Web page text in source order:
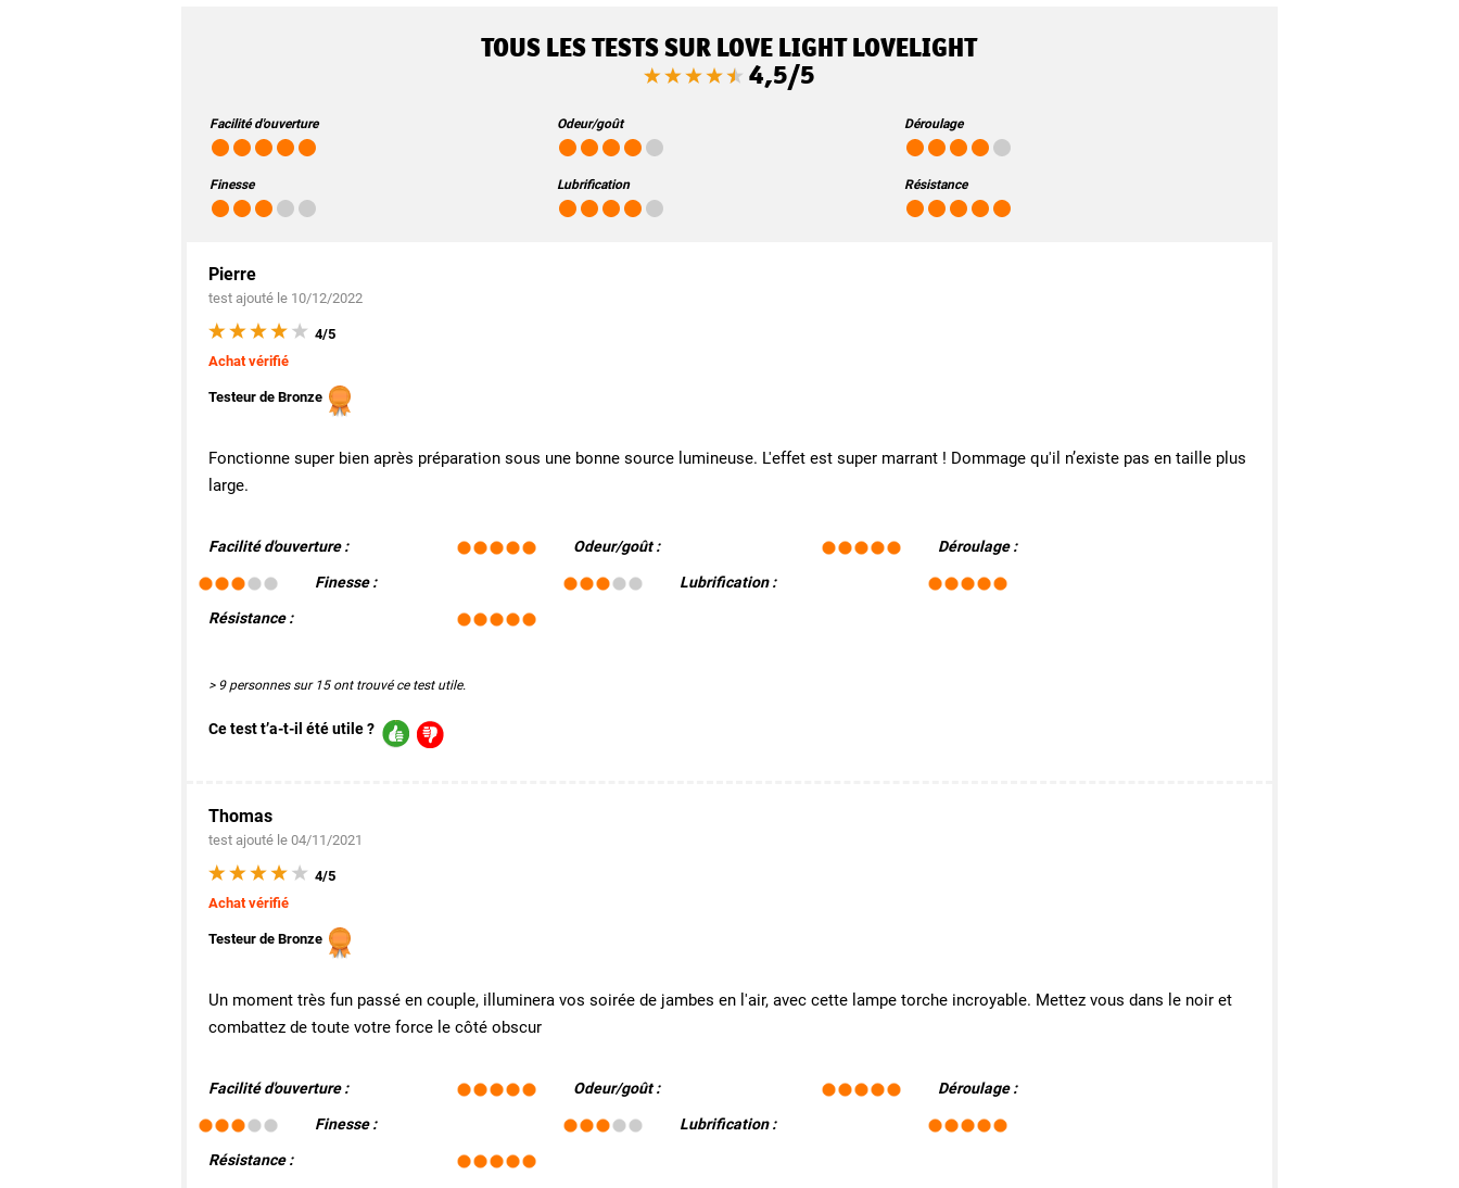
TOUS LES TESTS SUR LOVE LIGHT LOVELIGHT
4,5/5
Facilité d'ouverture Odeur/goût Déroulage
Finesse Lubrification Résistance
Pierre
test ajouté le 10/12/2022
4/5
Achat vérifié
Testeur de Bronze
Fonctionne super bien après préparation sous une bonne source lumineuse. L'effet est super marrant ! Dommage qu'il n’existe pas en taille plus
large.
Facilité d'ouverture : Odeur/goût : Déroulage :
Finesse : Lubrification :
Résistance :
> 9 personnes sur 15 ont trouvé ce test utile.
Ce test t’a-t-il été utile ?
Thomas
test ajouté le 04/11/2021
4/5
Achat vérifié
Testeur de Bronze
Un moment très fun passé en couple, illuminera vos soirée de jambes en l'air, avec cette lampe torche incroyable. Mettez vous dans le noir et
combattez de toute votre force le côté obscur
Facilité d'ouverture : Odeur/goût : Déroulage :
Finesse : Lubrification :
Résistance :